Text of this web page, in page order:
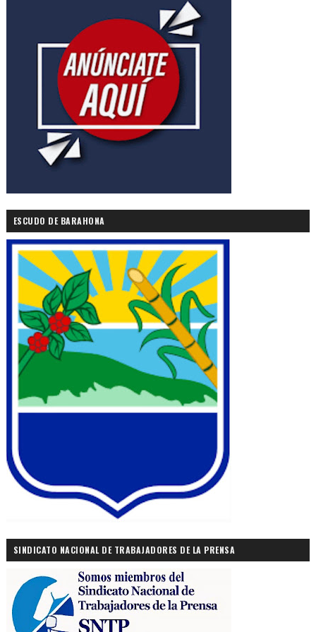
ESCUDO DE BARAHONA
SINDICATO NACIONAL DE TRABAJADORES DE LA PRENSA